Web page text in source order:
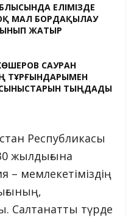
ЕЛІМІЗДЕ
МАЛ БОРДАҚЫЛАУ
ЖАТЫР
САУРАН
ТҰРҒЫНДАРЫМЕН
ТЫҢДАДЫ
Республикасы
жылдығына
– мемлекетіміздің
Салтанатты түрде